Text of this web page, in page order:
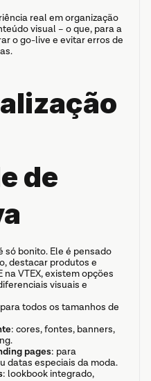
real em organização
visual – o que, para a
o go-live e evitar erros de
de
só bonito. Ele é pensado
destacar produtos e
VTEX, existem opções
visuais e
todos os tamanhos de
: cores, fontes, banners,
pages: para
datas especiais da moda.
: lookbook integrado,